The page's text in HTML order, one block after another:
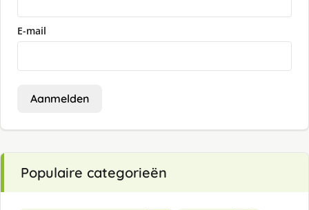
E-mail
Aanmelden
Populaire categorieën